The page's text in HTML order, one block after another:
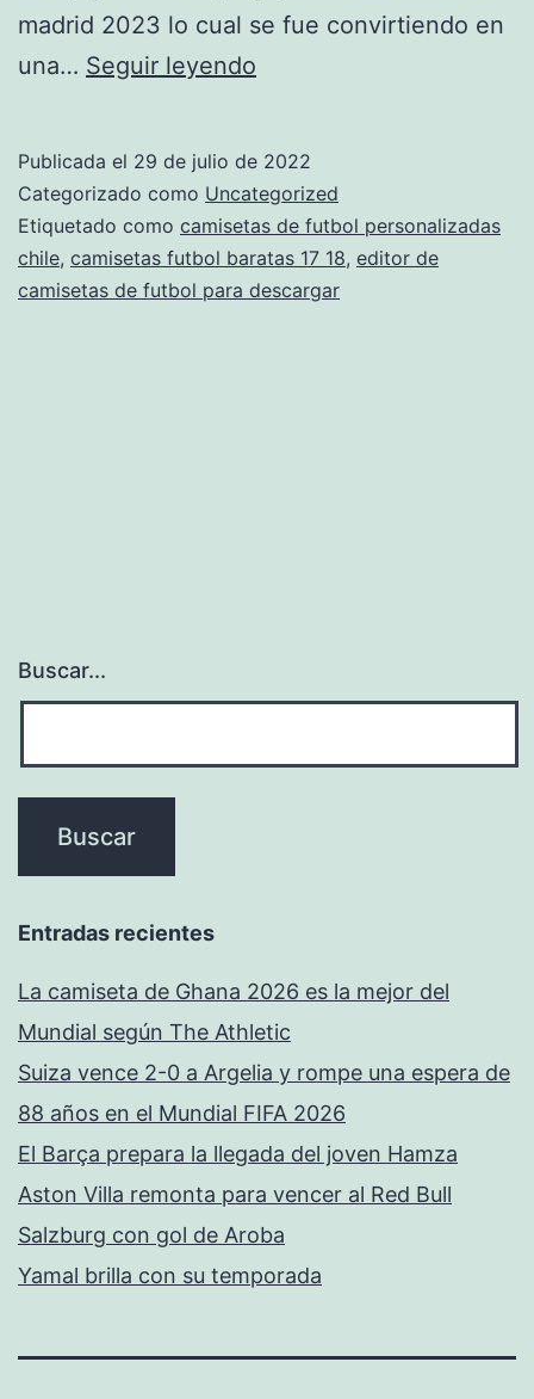
madrid 2023 lo cual se fue convirtiendo en
una… Seguir leyendo
Rivera
Publicada el 29 de julio de 2022
Categorizado como Uncategorized
Etiquetado como camisetas de futbol personalizadas
chile, camisetas futbol baratas 17 18, editor de
camisetas de futbol para descargar
Buscar...
Entradas recientes
La camiseta de Ghana 2026 es la mejor del
Mundial según The Athletic
Suiza vence 2-0 a Argelia y rompe una espera de
88 años en el Mundial FIFA 2026
El Barça prepara la llegada del joven Hamza
Aston Villa remonta para vencer al Red Bull
Salzburg con gol de Aroba
Yamal brilla con su temporada